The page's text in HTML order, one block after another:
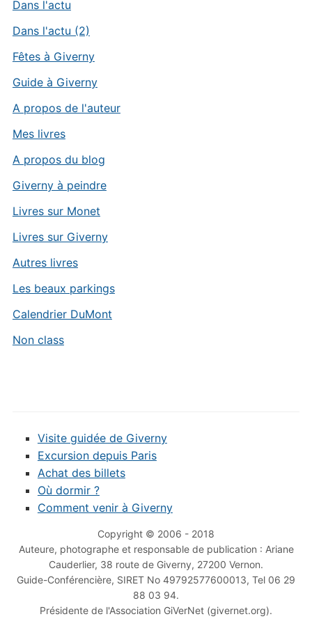
Dans l'actu
Dans l'actu (2)
Fêtes à Giverny
Guide à Giverny
A propos de l'auteur
Mes livres
A propos du blog
Giverny à peindre
Livres sur Monet
Livres sur Giverny
Autres livres
Les beaux parkings
Calendrier DuMont
Non class
Visite guidée de Giverny
Excursion depuis Paris
Achat des billets
Où dormir ?
Comment venir à Giverny
Copyright © 2006 - 2018
Auteure, photographe et responsable de publication : Ariane
Cauderlier, 38 route de Giverny, 27200 Vernon.
Guide-Conférencière, SIRET No 49792577600013, Tel 06 29
88 03 94.
Présidente de l'Association GiVerNet (givernet.org).